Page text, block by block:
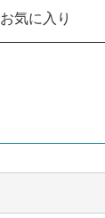
お気に入り